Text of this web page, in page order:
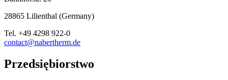
28865 Lilienthal (Germany)
Tel. +49 4298 922-0
contact@nabertherm.de
Przedsiębiorstwo